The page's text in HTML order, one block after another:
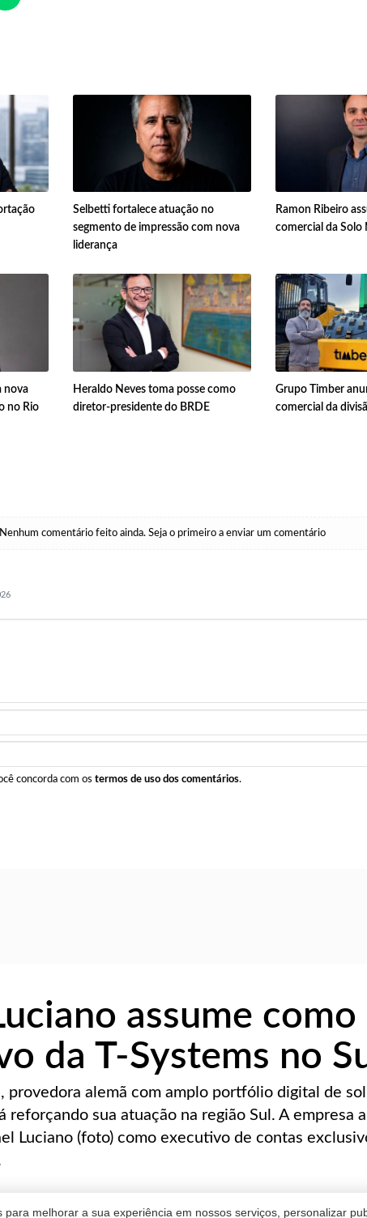
melhorar a sua experiência em nossos serviços, personalizar
Selbetti fortalece atuação no
segmento de impressão com nova
liderança
Ramon Ribeiro
comercial da Solo
nova
no Rio
Heraldo Neves toma posse como
diretor-presidente do BRDE
Grupo Timber
comercial da
Nenhum comentário feito ainda. Seja o primeiro a enviar um comentário
concorda com os termos de uso dos comentários.
assume como
da T-Systems no
provedora alemã com amplo portfólio digital de
reforçando sua atuação na região Sul. A empresa
Luciano (foto) como executivo de contas